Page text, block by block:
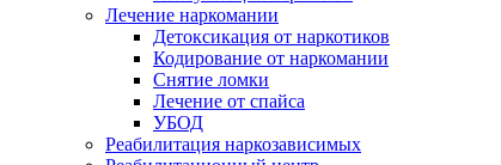
Лечение наркомании
Детоксикация от наркотиков
Кодирование от наркомании
Снятие ломки
Лечение от спайса
УБОД
Реабилитация наркозависимых